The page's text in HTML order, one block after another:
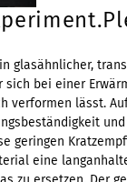
glasähnlicher,
sich bei einer
verformen lässt.
und
geringen
eine